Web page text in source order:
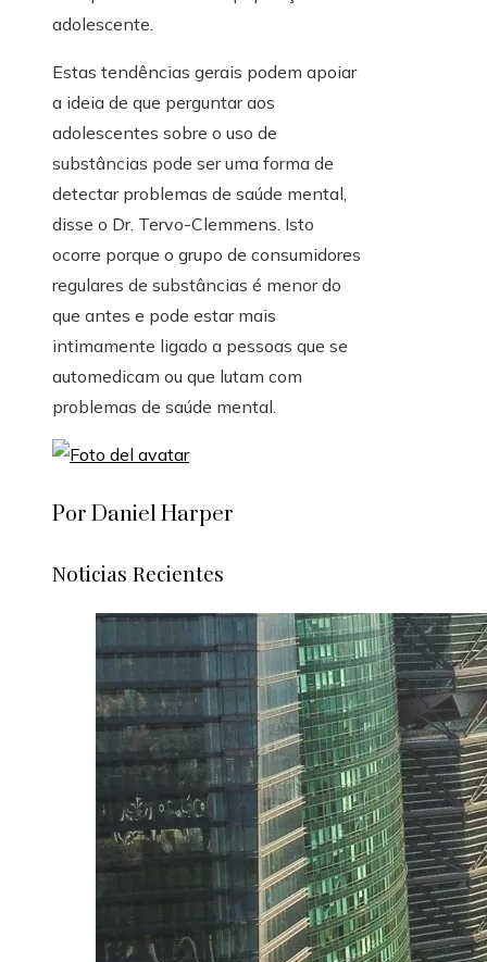
adolescente.
Estas tendências gerais podem apoiar
a ideia de que perguntar aos
adolescentes sobre o uso de
substâncias pode ser uma forma de
detectar problemas de saúde mental,
disse o Dr. Tervo-Clemmens. Isto
ocorre porque o grupo de consumidores
regulares de substâncias é menor do
que antes e pode estar mais
intimamente ligado a pessoas que se
automedicam ou que lutam com
problemas de saúde mental.
Por Daniel Harper
Noticias Recientes